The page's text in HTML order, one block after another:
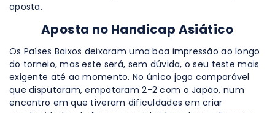
aposta.
Aposta no Handicap Asiático
Os Países Baixos deixaram uma boa impressão ao longo
do torneio, mas este será, sem dúvida, o seu teste mais
exigente até ao momento. No único jogo comparável
que disputaram, empataram 2-2 com o Japão, num
encontro em que tiveram dificuldades em criar